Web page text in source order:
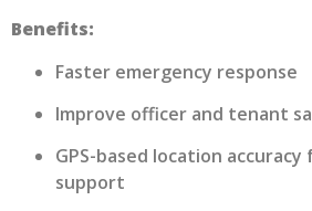
Benefits:
Faster emergency response
Improve officer and tenant
GPS-based location
support